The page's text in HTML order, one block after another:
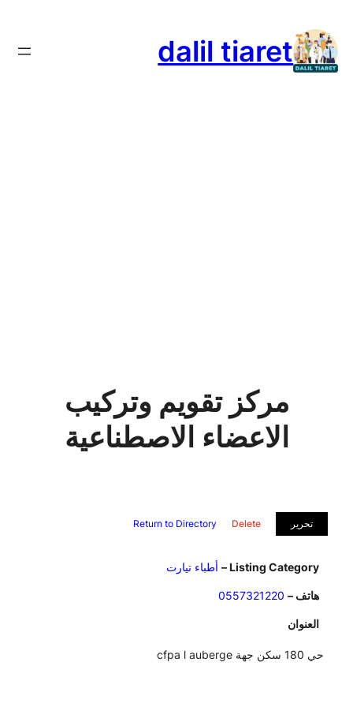
إلى
المحتوى
dalil tiaret
مركز تقويم وتركيب
الاعضاء الاصطناعية
تحرير Delete
Return to Directory
Listing Category – أطباء تيارت
هاتف – 0557321220
العنوان
حي 180 سكن جهة cfpa l auberge